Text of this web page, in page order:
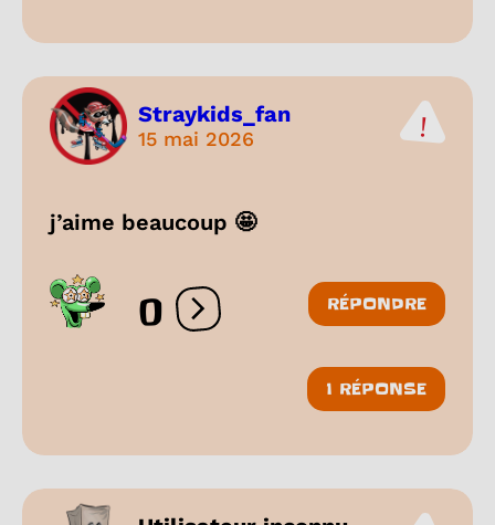
Straykids_fan
15 mai 2026
j’aime beaucoup 🤩
0 Ouvrir les réactions
RÉPONDRE
1 RÉPONSE